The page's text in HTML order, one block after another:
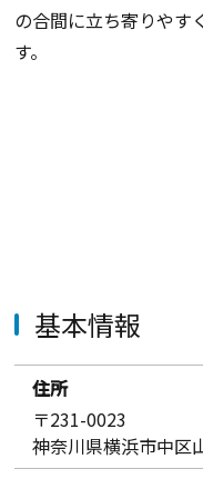
の合間に立ち寄りやす
す。
基本情報
住所
〒231-0023
神奈川県横浜市中区